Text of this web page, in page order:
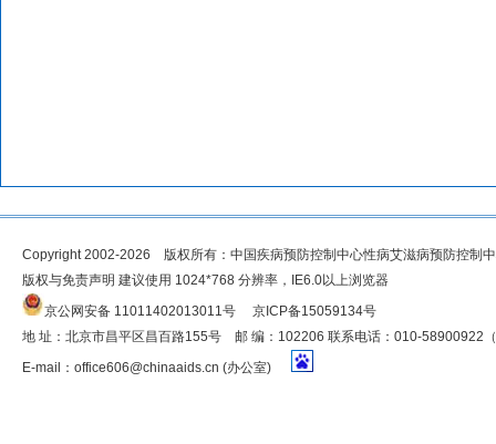
Copyright 2002-2026 版权所有：中国疾病预防控制中心性病艾滋病预防控制
版权与免责声明 建议使用 1024*768 分辨率，IE6.0以上浏览器
京公网安备 11011402013011号
京ICP备15059134号
地 址：北京市昌平区昌百路155号 邮 编：102206 联系电话：010-58900922
E-mail： office606@chinaaids.cn (办公室)